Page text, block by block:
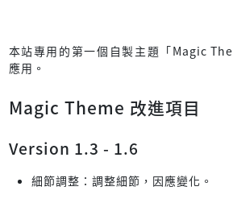
本站專用的第一個自製主題「Magic
應用。
Magic Theme 改進項目
Version 1.3 - 1.6
細節調整：調整細節，因應變化。